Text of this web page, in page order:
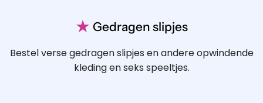
★ Gedragen slipjes
Bestel verse gedragen slipjes en andere opwindende
kleding en seks speeltjes.